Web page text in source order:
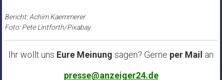
Bericht: Achim Kaemmerer
Foto: Pete Lintforth/Pixabay
Ihr wollt uns Eure Meinung sagen? Gerne per Mail an
presse@anzeiger24.de